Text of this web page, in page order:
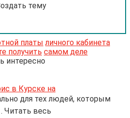
тему
платы личного кабинета
получить самом деле
интересно
в Курске на
для тех людей, которым
Читать весь